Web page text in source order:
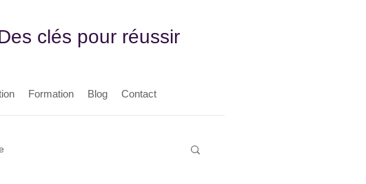
clés pour réussir
Formation Blog Contact